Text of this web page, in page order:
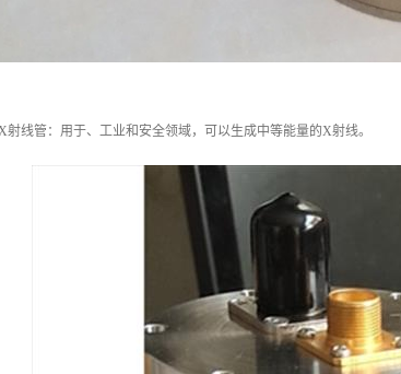
射线管：用于、工业和安全领域，可以生成中等能量的X射线。